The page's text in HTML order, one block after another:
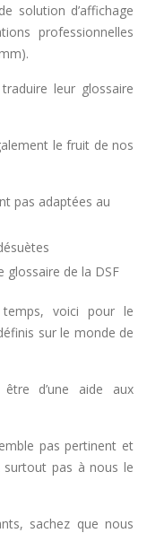
solution d’affichage
professionnelles
leur glossaire
le fruit de nos
pas adaptées au
glossaire de la DSF
voici pour le
sur le monde de
d’une aide aux
pas pertinent et
surtout pas à nous le
sachez que nous